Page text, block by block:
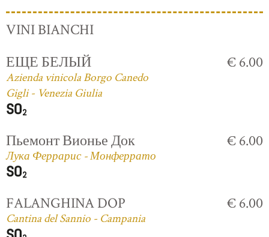
VINI BIANCHI
ЕЩЕ БЕЛЫЙ
Azienda vinicola Borgo Canedo
Gigli - Venezia Giulia
€ 6.00
Пьемонт Вионье Док
Лука Феррарис - Монферрато
€ 6.00
FALANGHINA DOP
Cantina del Sannio - Campania
€ 6.00